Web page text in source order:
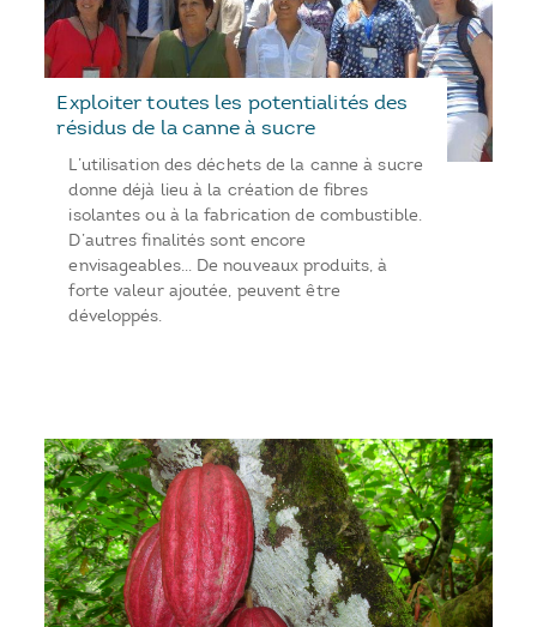
Exploiter toutes les potentialités des
résidus de la canne à sucre
L’utilisation des déchets de la canne à sucre
donne déjà lieu à la création de fibres
isolantes ou à la fabrication de combustible.
D’autres finalités sont encore
envisageables… De nouveaux produits, à
forte valeur ajoutée, peuvent être
développés.